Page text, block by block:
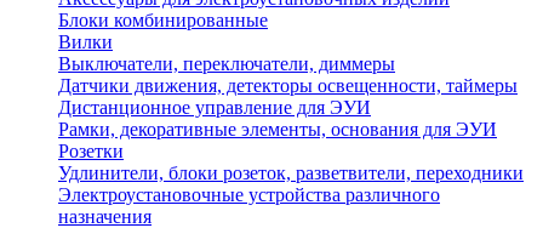
Блоки комбинированные
Вилки
Выключатели, переключатели, диммеры
Датчики движения, детекторы освещенности, таймеры
Дистанционное управление для ЭУИ
Рамки, декоративные элементы, основания для ЭУИ
Розетки
Удлинители, блоки розеток, разветвители, переходники
Электроустановочные устройства различного
назначения